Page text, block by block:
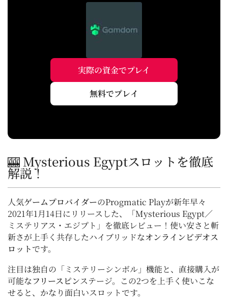
実際の資金でプレイ
無料でプレイ
🎰 Mysterious Egyptスロットを徹底
解説！
人気ゲームプロバイダーのProgmatic Playが新年早々
2021年1月14日にリリースした、「Mysterious Egypt／
ミステリアス・エジプト」を徹底レビュー！使い安さと斬
新さが上手く共存したハイブリッドなオンラインビデオス
ロットです。
注目は独自の「ミステリーシンボル」機能と、直接購入が
可能なフリースピンステージ。この2つを上手く使いこな
せると、かなり面白いスロットです。